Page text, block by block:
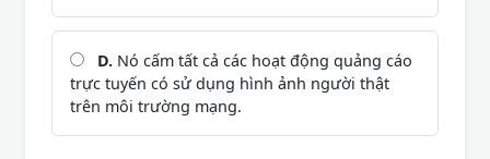
D. Nó cấm tất cả các hoạt động quảng cáo
trực tuyến có sử dụng hình ảnh người thật
trên môi trường mạng.